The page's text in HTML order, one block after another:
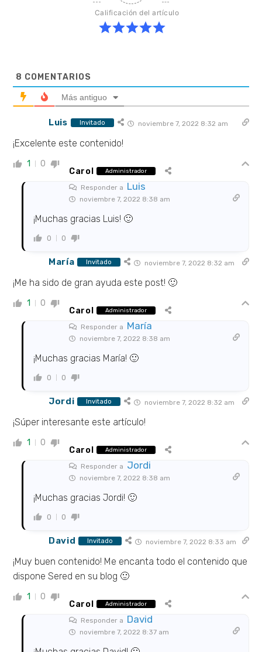
Calificación del artículo
8 COMENTARIOS
Más antiguo
Luis Invitado noviembre 7, 2022 8:32 am
¡Excelente este contenido!
1 0
Carol Administrador
Responder a Luis
noviembre 7, 2022 8:38 am
¡Muchas gracias Luis! 🙂
0 0
María Invitado noviembre 7, 2022 8:32 am
¡Me ha sido de gran ayuda este post! 🙂
1 0
Carol Administrador
Responder a María
noviembre 7, 2022 8:38 am
¡Muchas gracias María! 🙂
0 0
Jordi Invitado noviembre 7, 2022 8:32 am
¡Súper interesante este artículo!
1 0
Carol Administrador
Responder a Jordi
noviembre 7, 2022 8:38 am
¡Muchas gracias Jordi! 🙂
0 0
David Invitado noviembre 7, 2022 8:33 am
¡Muy buen contenido! Me encanta todo el contenido que
dispone Sered en su blog 🙂
1 0
Carol Administrador
Responder a David
noviembre 7, 2022 8:37 am